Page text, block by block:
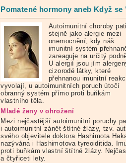
Pomatené hormony aneb Když
Autoimunitní choroby
stejně jako alergie mezi
onemocnění, kdy náš
imunitní systém
zareaguje na určitý
U alergií jsou jím
cizorodé látky, které
přehnanou imunitní reakci
vyvolají, u autoimunitních poruch útočí
obranný systém přímo proti buňkám
vlastního těla.
Mladé ženy v ohrožení
Mezi nejčastější autoimunitní poruchy
i autoimunitní zánět štítné žlázy, tzv.
svého objevitele doktora Hashimota
nazývána i Hashimotova tyreoiditida.
proti buňkám vlastní štítné žlázy.
a čtyřiceti lety.